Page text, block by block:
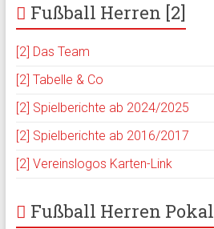
Fußball Herren [2]
[2] Das Team
[2] Tabelle & Co
[2] Spielberichte ab 2024/2025
[2] Spielberichte ab 2016/2017
[2] Vereinslogos Karten-Link
Fußball Herren Pokal